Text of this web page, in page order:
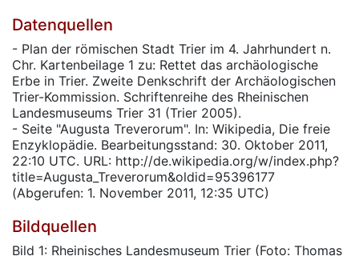
Datenquellen
- Plan der römischen Stadt Trier im 4. Jahrhundert n.
Chr. Kartenbeilage 1 zu: Rettet das archäologische
Erbe in Trier. Zweite Denkschrift der Archäologischen
Trier-Kommission. Schriftenreihe des Rheinischen
Landesmuseums Trier 31 (Trier 2005).
- Seite "Augusta Treverorum". In: Wikipedia, Die freie
Enzyklopädie. Bearbeitungsstand: 30. Oktober 2011,
22:10 UTC. URL: http://de.wikipedia.org/w/index.php?
title=Augusta_Treverorum&oldid=95396177
(Abgerufen: 1. November 2011, 12:35 UTC)
Bildquellen
Bild 1: Rheinisches Landesmuseum Trier (Foto: Thomas